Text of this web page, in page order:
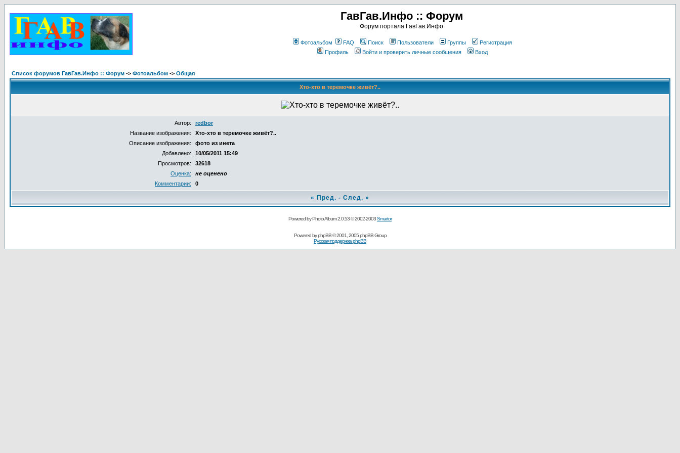
ГавГав.Инфо :: Форум
Форум портала ГавГав.Инфо
Фотоальбом FAQ Поиск Пользователи Группы
Регистрация
Профиль
Войти и проверить личные сообщения Вход
Список форумов ГавГав.Инфо :: Форум -> Фотоальбом -> Общая
Хто-хто в теремочке живёт?..
Автор:
redbor
Название изображения:
Хто-хто в теремочке живёт?..
Описание изображения:
фото из инета
Добавлено:
10/05/2011 15:49
Просмотров:
32618
Оценка:
не оценено
Комментарии:
0
« Пред. - След. »
Powered by Photo Album 2.0.53 © 2002-2003Smartor
Powered byphpBB© 2001, 2005 phpBB Group
Русская поддержка phpBB